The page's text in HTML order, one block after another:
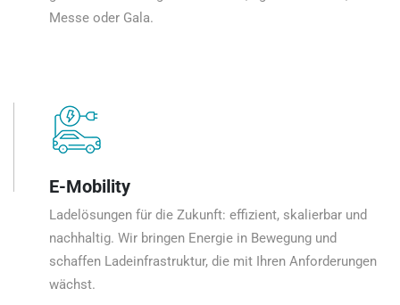
Messe oder Gala.
E-Mobility
Ladelösungen für die Zukunft: effizient, skalierbar und
nachhaltig. Wir bringen Energie in Bewegung und
schaffen Ladeinfrastruktur, die mit Ihren Anforderungen
wächst.